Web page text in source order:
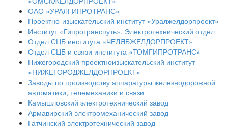
ОАО «УРАЛГИПРОТРАНС»
Проектно-изыскательский институт «Уралжелдорпроект»
Институт «Гипротранспуть». Электротехнический отдел
Отдел СЦБ института «ЧЕЛЯБЖЕЛДОРПРОЕКТ»
Отдел СЦБ и связи института «ТОМГИПРОТРАНС»
Нижегородский проектноизыскательский институт
«НИЖЕГОРОДЖЕЛДОРПРОЕКТ»
Заводы по производству аппаратуры железнодорожной
автоматики, телемеханики и связи
Камышловский электротехнический завод
Армавирский электромеханический завод
Гатчинский электротехнический завод